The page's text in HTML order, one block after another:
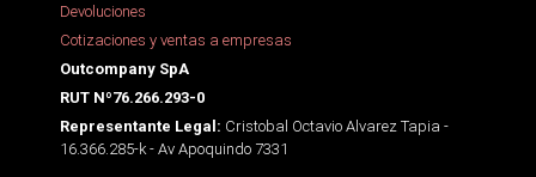
Devoluciones
Cotizaciones y ventas a empresas
Outcompany SpA
RUT Nº76.266.293-0
Representante Legal: Cristobal Octavio Alvarez Tapia -
16.366.285-k - Av Apoquindo 7331